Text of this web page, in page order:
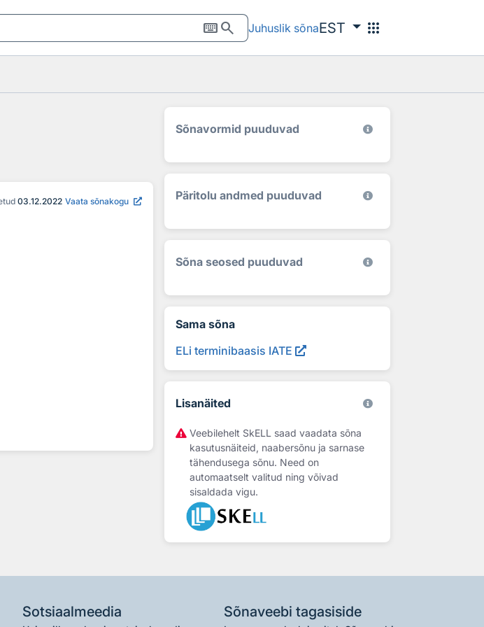
keyboardsearch Juhuslik sõnaEST apps
03.12.2022 Vaata sõnakogu
Sõnavormid puuduvad
Päritolu andmed puuduvad
Sõna seosed puuduvad
Sama sõna
ELi terminibaasis IATE
Lisanäited
Veebilehelt SkELL saad vaadata sõna
kasutusnäiteid, naabersõnu ja sarnase
tähendusega sõnu. Need on
automaatselt valitud ning võivad
sisaldada vigu.
Sotsiaalmeedia Sõnaveebi tagasiside